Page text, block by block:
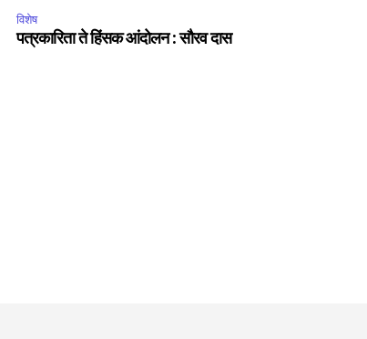
विशेष
पत्रकारिता ते हिंसक आंदोलन : सौरव दास